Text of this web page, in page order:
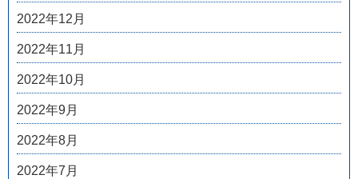
2022年12月
2022年11月
2022年10月
2022年9月
2022年8月
2022年7月